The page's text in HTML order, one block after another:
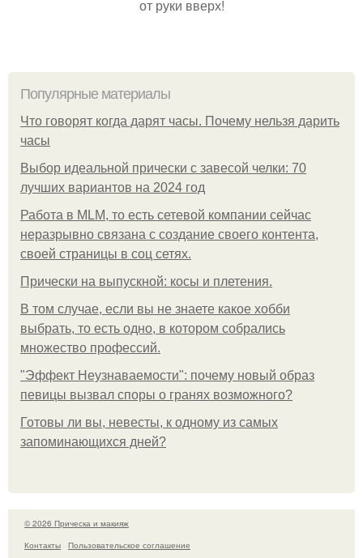
от руки вверх!
Популярные материалы
Что говорят когда дарят часы. Почему нельзя дарить
часы
Выбор идеальной прически с завесой челки: 70
лучших вариантов на 2024 год
Работа в MLM, то есть сетевой компании сейчас
неразрывно связана с создание своего контента,
своей страницы в соц сетях.
Прически на выпускной: косы и плетения.
В том случае, если вы не знаете какое хобби
выбрать, то есть одно, в котором собрались
множество профессий.
"Эффект Неузнаваемости": почему новый образ
певицы вызвал споры о гранях возможного?
Готовы ли вы, невесты, к одному из самых
запоминающихся дней?
© 2026 Прическа и макияж
Контакты
Пользовательское соглашение